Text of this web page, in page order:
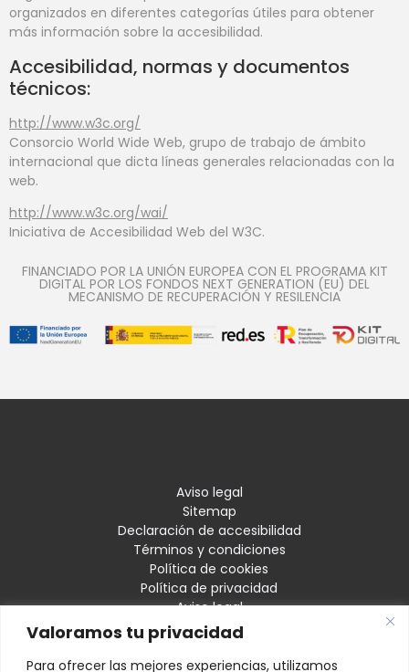
Valoramos tu privacidad
Para ofrecer las mejores experiencias, utilizamos
organizados en diferentes categorías útiles para obtener
más información sobre la accesibilidad.
Accesibilidad, normas y documentos
técnicos:
http://www.w3c.org/
Consorcio World Wide Web, grupo de trabajo de ámbito
internacional que dicta líneas generales relacionadas con la
web.
http://www.w3c.org/wai/
Iniciativa de Accesibilidad Web del W3C.
FINANCIADO POR LA UNIÓN EUROPEA CON EL PROGRAMA KIT
DIGITAL POR LOS FONDOS NEXT GENERATION (EU) DEL
MECANISMO DE RECUPERACIÓN Y RESILENCIA
Aviso legal
Sitemap
Declaración de accesibilidad
Términos y condiciones
Política de cookies
Política de privacidad
Aviso legal
Servicios
Damasco Decoración